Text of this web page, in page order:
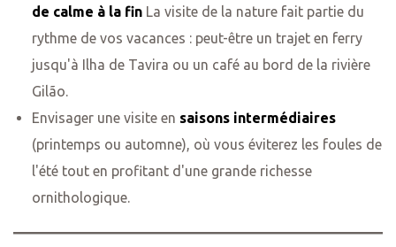
de calme à la finLa visite de la nature fait partie du
rythme de vos vacances : peut-être un trajet en ferry
jusqu'à Ilha de Tavira ou un café au bord de la rivière
Gilão.
Envisager une visite en saisons intermédiaires
(printemps ou automne), où vous éviterez les foules de
l'été tout en profitant d'une grande richesse
ornithologique.